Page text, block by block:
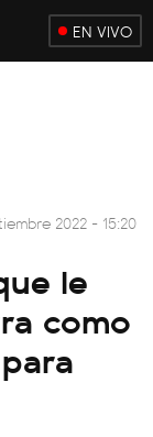
EN VIVO
2022 - 15:20
le
como